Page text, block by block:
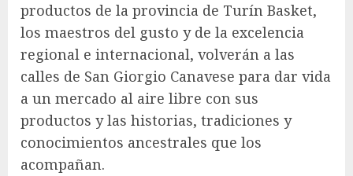
productos de la provincia de Turín Basket,
los maestros del gusto y de la excelencia
regional e internacional, volverán a las
calles de San Giorgio Canavese para dar vida
a un mercado al aire libre con sus
productos y las historias, tradiciones y
conocimientos ancestrales que los
acompañan.